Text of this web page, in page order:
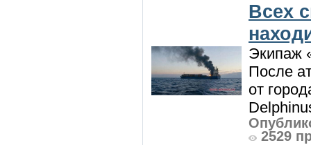
Всех
Экипаж
После
от
2529